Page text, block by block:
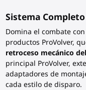
Sistema
Domina el combate
productos ProVolver,
retroceso mecánico
principal ProVolver,
adaptadores de
cada estilo de disparo.